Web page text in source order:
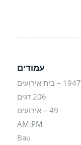
עמודים
1947 – בית אירועים
206 דגים
49 – אירועים
AM:PM
Bau